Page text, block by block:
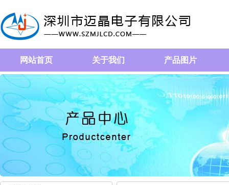
网站首页 关于我们 产品图片